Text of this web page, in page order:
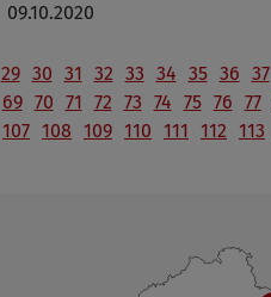
09.10.2020
29 30 31 32 33 34 35 36 37
69 70 71 72 73 74 75 76 77
107 108 109 110 111 112 113